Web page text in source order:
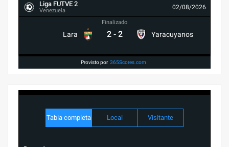
Liga FUTVE 2
Venezuela 02/08/2026
Lara
Finalizado
2 - 2 Yaracuyanos
Provisto por 365Scores.com
Tabla completa Local Visitante